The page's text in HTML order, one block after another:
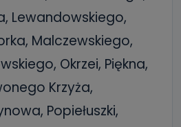
Lewandowskiego,
Malczewskiego,
Okrzei, Piękna,
Krzyża,
Popiełuszki,